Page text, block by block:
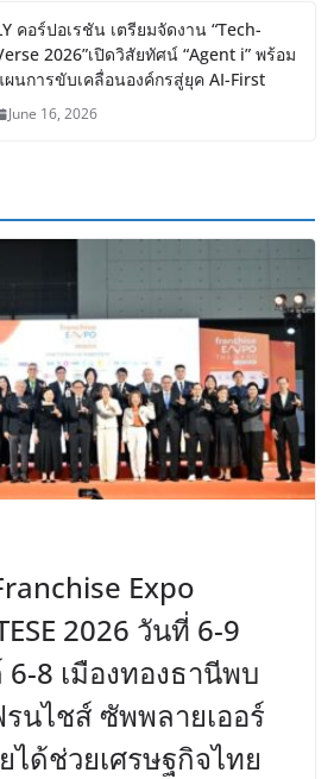
คอร์ปอเรชัน เตรียมจัดงาน “Tech-
2026”เปิดวิสัยทัศน์ “Agent i” พร้อม
ผนการขับเคลื่อนองค์กรสู่ยุค AI-First
June 16, 2026
Expo
2026 วันที่ 6-9
8 เมืองทองธานีพบ
นไชส์ ซัพพลายเออร์
ได้ช่วยเศรษฐกิจไทย